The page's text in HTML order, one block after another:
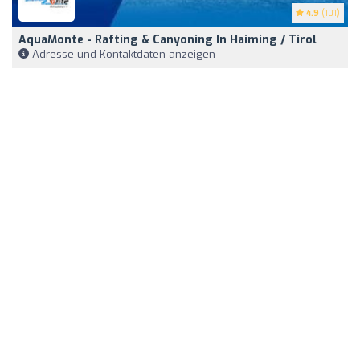
4.9 (101)
AquaMonte - Rafting & Canyoning In Haiming / Tirol
Adresse und Kontaktdaten anzeigen